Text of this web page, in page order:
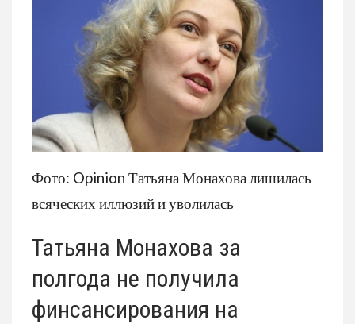
Фото: Opinion Татьяна Монахова лишилась
всяческих иллюзий и уволилась
Татьяна Монахова за
полгода не получила
финсансирования на